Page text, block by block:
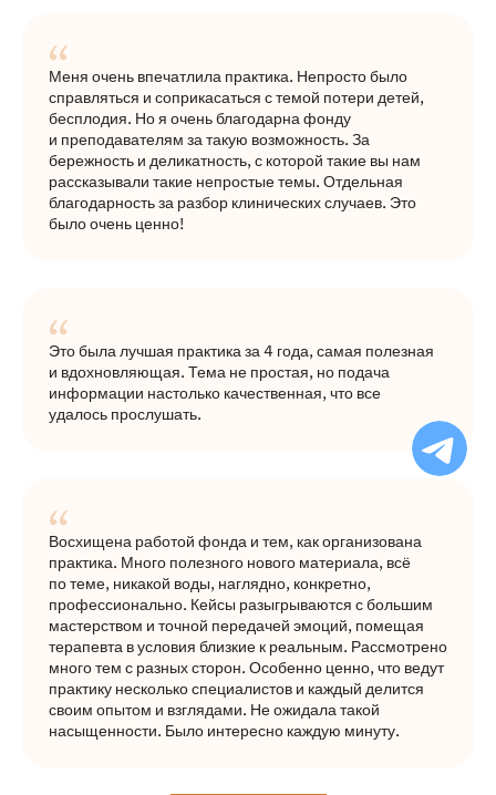
Меня очень впечатлила практика. Непросто было
справляться и соприкасаться с темой потери детей,
бесплодия. Но я очень благодарна фонду
и преподавателям за такую возможность. За
бережность и деликатность, с которой такие вы нам
рассказывали такие непростые темы. Отдельная
благодарность за разбор клинических случаев. Это
было очень ценно!
Это была лучшая практика за 4 года, самая полезная
и вдохновляющая. Тема не простая, но подача
информации настолько качественная, что все
удалось прослушать.
Восхищена работой фонда и тем, как организована
практика. Много полезного нового материала, всё
по теме, никакой воды, наглядно, конкретно,
профессионально. Кейсы разыгрываются с большим
мастерством и точной передачей эмоций, помещая
терапевта в условия близкие к реальным. Рассмотрено
много тем с разных сторон. Особенно ценно, что ведут
практику несколько специалистов и каждый делится
своим опытом и взглядами. Не ожидала такой
насыщенности. Было интересно каждую минуту.